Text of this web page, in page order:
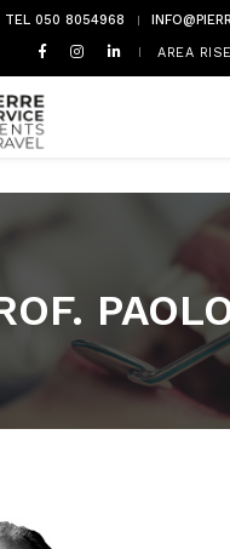
TEL 050 8054968
AREA